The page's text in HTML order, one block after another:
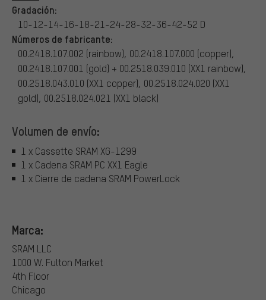
Gradación:
10-12-14-16-18-21-24-28-32-36-42-52 D
Números de fabricante:
00.2418.107.002 (rainbow), 00.2418.107.000 (copper),
00.2418.107.001 (gold) + 00.2518.039.010 (XX1 rainbow),
00.2518.043.010 (XX1 copper), 00.2518.024.020 (XX1
gold), 00.2518.024.021 (XX1 black)
Volumen de envío:
1 x Cassette SRAM XG-1299
1 x Cadena SRAM PC XX1 Eagle
1 x Cierre de cadena SRAM PowerLock
Marca:
SRAM LLC
1000 W. Fulton Market
4th Floor
Chicago